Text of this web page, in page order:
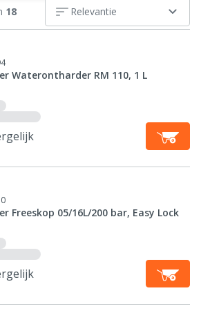
18 Relevantie
Waterontharder RM 110, 1 L
Freeskop 05/16L/200 bar, Easy Lock